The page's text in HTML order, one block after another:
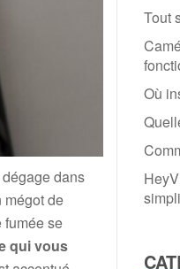
dans
mégot de
fumée se
qui vous
Tout
Où